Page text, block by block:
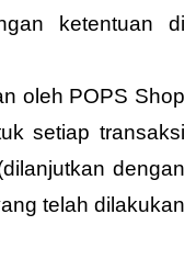
ketentuan di
oleh POPS Shop
setiap transaksi
dengan
telah dilakukan